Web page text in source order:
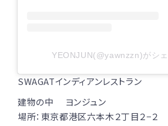
YEONJUN(@yawnzzn)がシ
SWAGATインディアンレストラン
建物の中 ヨンジュン
場所：東京都港区六本木２丁目２−２